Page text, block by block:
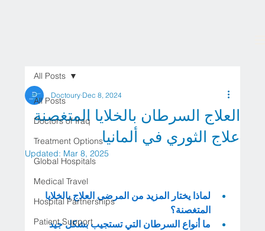
All Posts
Doctors of Iraq
Treatment Options
Global Hospitals
Medical Travel
Hospital Partnerships
Patient Support
All Posts
العلاج السرطان بالخلايا المتغصنة
علاج الثوري في ألمانيا
Doctoury Dec 8, 2024
Updated: Mar 8, 2025
لماذا يختار المزيد من المرضى العلاج بالخلايا
المتغصنة؟
ما أنواع السرطان التي تستجيب بشكل جيد